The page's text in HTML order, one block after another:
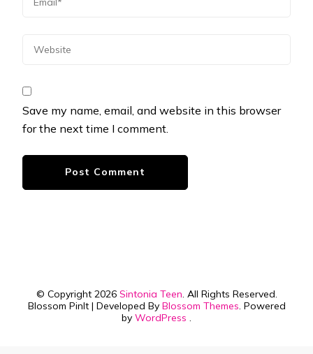
Save my name, email, and website in this browser
for the next time I comment.
© Copyright 2026 Sintonia Teen. All Rights Reserved.
Blossom PinIt | Developed By Blossom Themes. Powered
by WordPress .